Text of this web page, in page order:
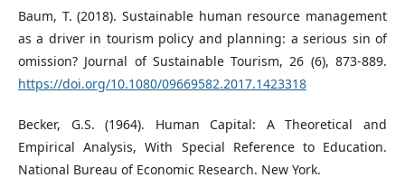
Baum, T. (2018). Sustainable human resource management
as a driver in tourism policy and planning: a serious sin of
omission? Journal of Sustainable Tourism, 26 (6), 873-889.
https://doi.org/10.1080/09669582.2017.1423318
Becker, G.S. (1964). Human Capital: A Theoretical and
Empirical Analysis, With Special Reference to Education.
National Bureau of Economic Research. New York.